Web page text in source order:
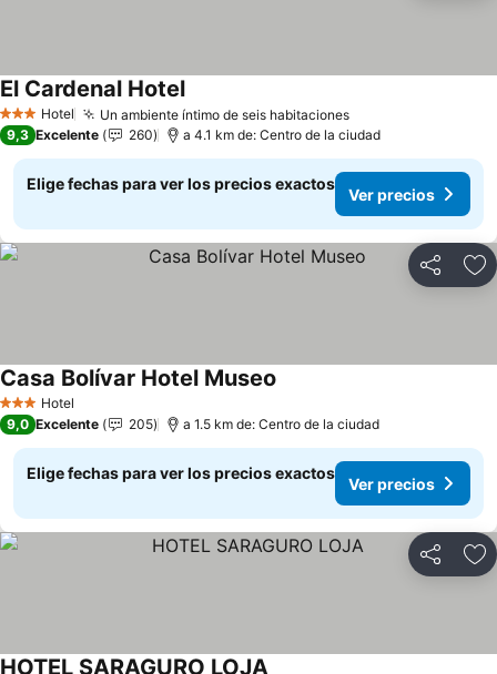
3 Estrellas
Hotel Un ambiente íntimo de seis habitacionesVer precios
El Cardenal HotelVer precios
9,3 Excelente 260 a 4.1 km de: Centro de la ciudad
Elige fechas para ver los precios exactos
Ver precios
Compartir
3 Estrellas
Hotel
Casa Bolívar Hotel Museo
9,0 Excelente 205 a 1.5 km de: Centro de la ciudad
Elige fechas para ver los precios exactos
Ver precios
Compartir
HOTEL SARAGURO LOJA